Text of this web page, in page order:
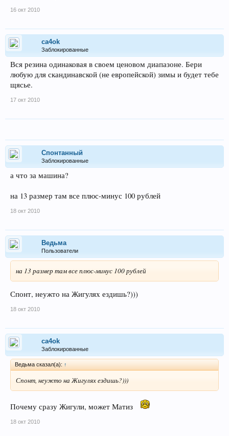
16 окт 2010
ca4ok
Заблокированные
Вся резина одинаковая в своем ценовом диапазоне. Бери
любую для скандинавской (не европейской) зимы и будет тебе
щясье.
17 окт 2010
Спонтанный
Заблокированные
а что за машина?
на 13 размер там все плюс-минус 100 рублей
18 окт 2010
Ведьма
Пользователи
на 13 размер там все плюс-минус 100 рублей
Спонт, неужто на Жигулях ездишь?)))
18 окт 2010
ca4ok
Заблокированные
Ведьма сказал(а): ↑
Спонт, неужто на Жигулях ездишь?)))
Почему сразу Жигули, может Матиз
18 окт 2010